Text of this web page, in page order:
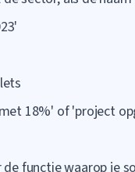
18%' of 'project
functie waarop je